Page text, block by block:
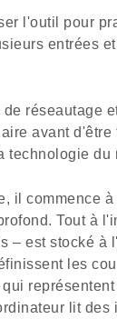
l'outil pour
entrées
réseautage
avant
technologie du
il commence
Tout à
– est stocké à
les
lit